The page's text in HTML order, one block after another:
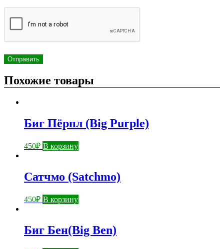
Похожие товары
Биг Пёрпл (Big Purple)
450₽ В корзину
Сатчмо (Satchmo)
450₽ В корзину
Биг Бен(Big Ben)